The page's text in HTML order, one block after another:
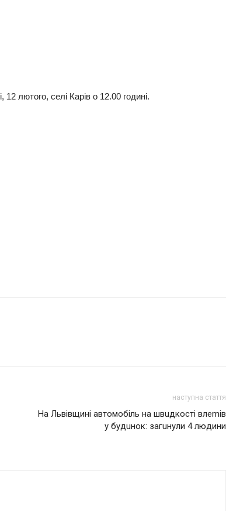
лютого, селі Карів о 12.00 годині.
наступна стаття
На Львівщині автомобіль на швuдкості влеmів
у будuнок: загuнули 4 людини